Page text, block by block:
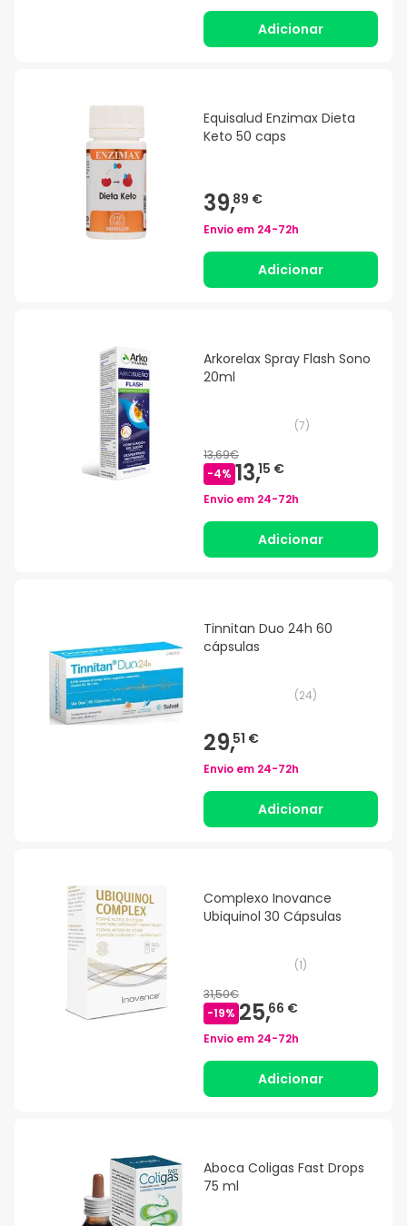
Adicionar
Equisalud Enzimax Dieta
Keto 50 caps
39,89 €
Envio em 24-72h
Adicionar
Arkorelax Spray Flash Sono
20ml
(7)
13,69€
-4% 13,15 €
Envio em 24-72h
Adicionar
Tinnitan Duo 24h 60
cápsulas
(24)
29,51 €
Envio em 24-72h
Adicionar
Complexo Inovance
Ubiquinol 30 Cápsulas
(1)
31,50€
-19% 25,66 €
Envio em 24-72h
Adicionar
Aboca Coligas Fast Drops
75 ml